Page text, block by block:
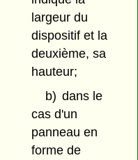
largeur du
dispositif et la
deuxième, sa
hauteur;
b) dans le
cas d'un
panneau en
forme de